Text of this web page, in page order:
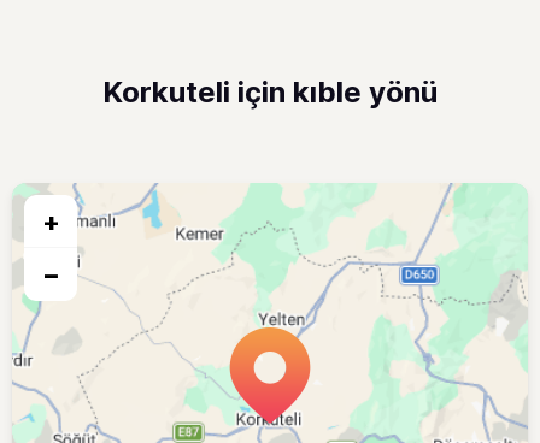
Korkuteli için kıble yönü
+
−